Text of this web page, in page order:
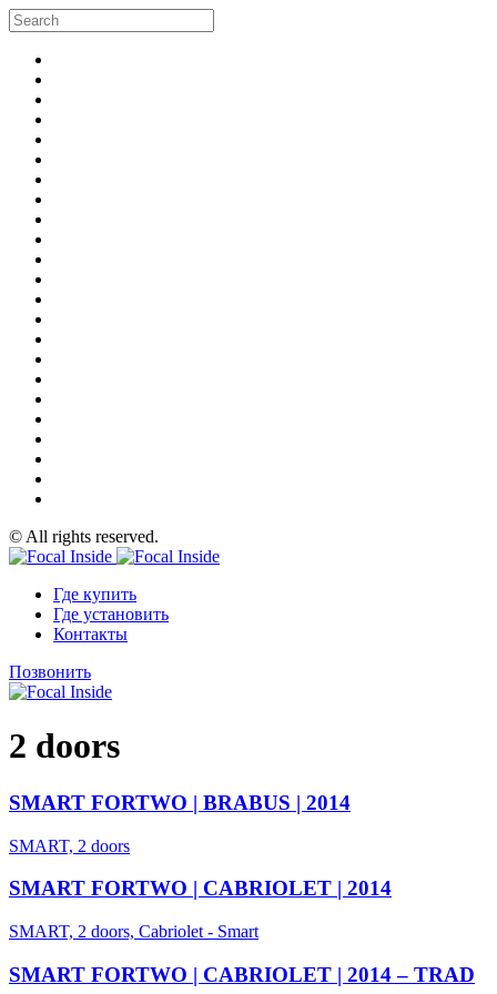
© All rights reserved.
Где купить
Где установить
Контакты
Позвонить
2 doors
SMART FORTWO | BRABUS | 2014
SMART, 2 doors
SMART FORTWO | CABRIOLET | 2014
SMART, 2 doors, Cabriolet - Smart
SMART FORTWO | CABRIOLET | 2014 – TRAD